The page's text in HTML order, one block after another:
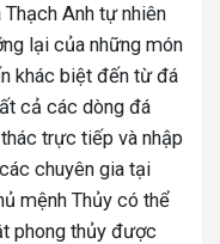
Anh tự nhiên
lại của những món
khác biệt đến từ đá
cả các dòng đá
trực tiếp và nhập
chuyên gia tại
mệnh Thủy có thể
phong thủy được